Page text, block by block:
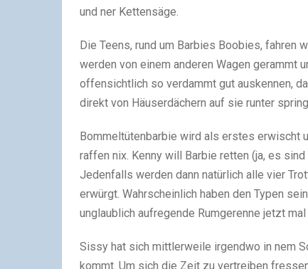
und ner Kettensäge.
Die Teens, rund um Barbies Boobies, fahren
werden von einem anderen Wagen gerammt
offensichtlich so verdammt gut auskennen,
direkt von Häuserdächern auf sie runter
Bommeltütenbarbie wird als erstes erwischt
raffen nix. Kenny will Barbie retten (ja, es
Jedenfalls werden dann natürlich alle vier
erwürgt. Wahrscheinlich haben den Typen
unglaublich aufregende Rumgerenne jetzt
Sissy hat sich mittlerweile irgendwo in nem
kommt. Um sich die Zeit zu vertreiben